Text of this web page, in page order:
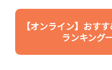
【オンライン】おす
ランキング